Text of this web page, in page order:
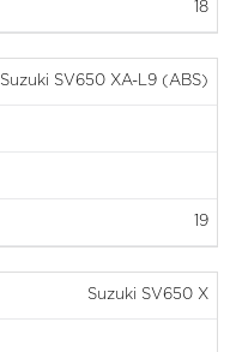
18
Suzuki SV650 XA-L9 (ABS)
19
Suzuki SV650 X